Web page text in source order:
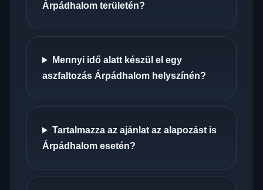
Árpádhalom területén?
Mennyi idő alatt készül el egy
aszfaltozás Árpádhalom helyszínén?
Tartalmazza az ajánlat az alapozást is
Árpádhalom esetén?